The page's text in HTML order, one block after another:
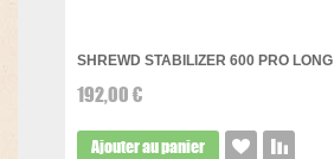
SHREWD STABILIZER 600 PRO LONG
192,00 €
Ajouter au panier